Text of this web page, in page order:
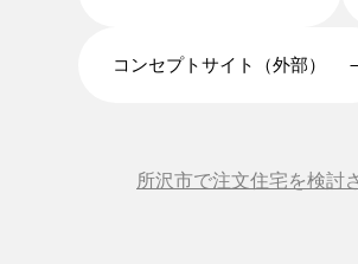
コンセプトサイト（外部）
所沢市で注文住宅を検討